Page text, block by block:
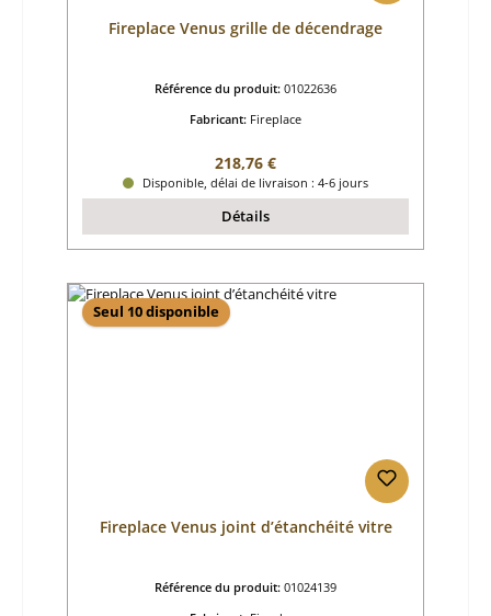
Fireplace Venus grille de décendrage
Référence du produit: 01022636
Fabricant: Fireplace
Prix régulier :
218,76 €
Disponible, délai de livraison : 4-6 jours
Détails
Seul 10 disponible
Fireplace Venus joint d’étanchéité vitre
Référence du produit: 01024139